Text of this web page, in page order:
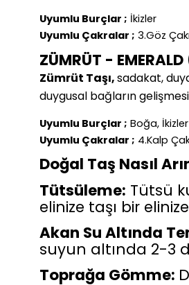
Uyumlu Burçlar ; İkizler
Uyumlu Çakralar ; 3.Göz
ZÜMRÜT -
Zümrüt Taşı,sadakat,
duygusal bağların
Uyumlu Burçlar ; Boğa,
Uyumlu Çakralar ; 4.Kalp
Doğal Taş Nasıl
Tütsüleme: Tütsü
elinize taşı bir
Akan Su Altında
suyun altında 2-3
Toprağa Gömme: